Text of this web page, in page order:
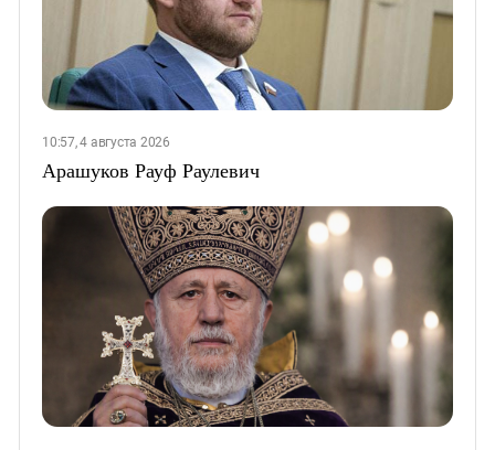
10:57, 4 августа 2026
Арашуков Рауф Раулевич